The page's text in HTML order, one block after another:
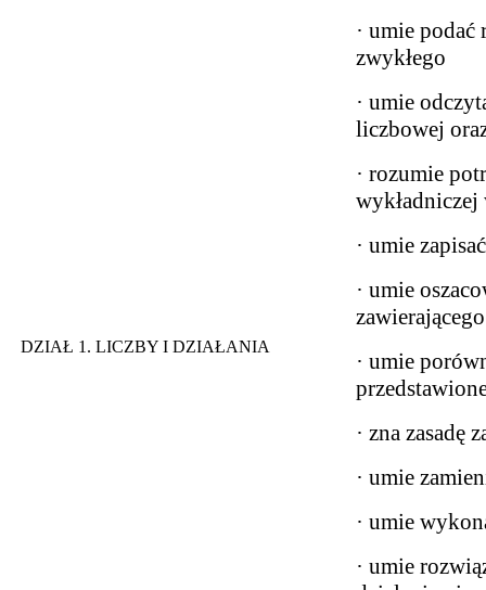
DZIAŁ 1. LICZBY I DZIAŁANIA
· umie podać
zwykłego
· umie
liczbowej
· rozumie
· umie
· umie
· umie
· zna zasadę
· umie
· umie
· umie